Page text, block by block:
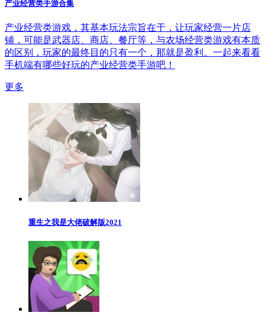
产业经营类手游合集
产业经营类游戏，其基本玩法宗旨在于，让玩家经营一片店
铺，可能是武器店、商店、餐厅等，与农场经营类游戏有本质
的区别，玩家的最终目的只有一个，那就是盈利。一起来看看
手机端有哪些好玩的产业经营类手游吧！
更多
重生之我是大佬破解版2021